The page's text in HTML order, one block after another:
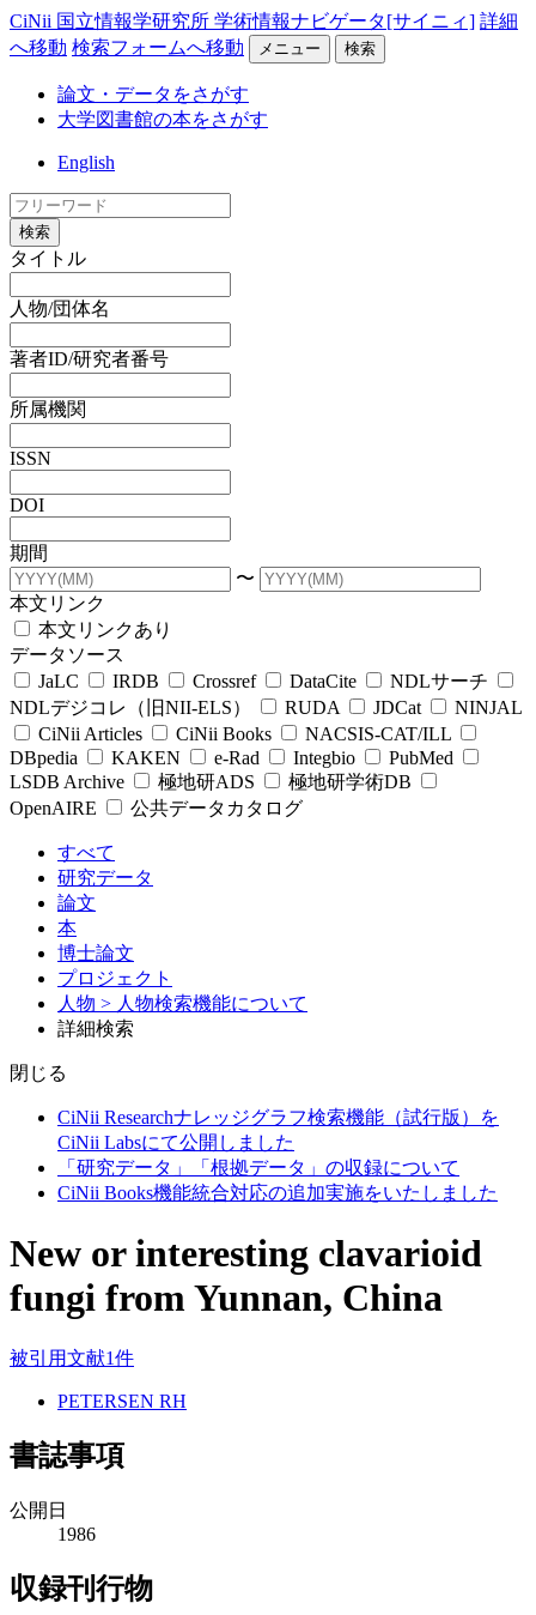
CiNii 国立情報学研究所 学術情報ナビゲータ[サイニィ] 詳細
へ移動 検索フォームへ移動 メニュー 検索
論文・データをさがす
大学図書館の本をさがす
English
検索
タイトル
人物/団体名
著者ID/研究者番号
所属機関
ISSN
DOI
期間
〜
本文リンク
本文リンクあり
データソース
JaLC
IRDB Crossref DataCite
NDLサーチ
NDLデジコレ（旧NII-ELS）
RUDA JDCat
NINJAL
CiNii Articles
CiNii Books
NACSIS-CAT/ILL
DBpedia
KAKEN e-Rad Integbio
PubMed
LSDB Archive
極地研ADS
極地研学術DB
OpenAIRE
公共データカタログ
すべて
研究データ
論文
本
博士論文
プロジェクト
人物 > 人物検索機能について
詳細検索
閉じる
CiNii Researchナレッジグラフ検索機能（試行版）を
CiNii Labsにて公開しました
「研究データ」「根拠データ」の収録について
CiNii Books機能統合対応の追加実施をいたしました
New or interesting clavarioid
fungi from Yunnan, China
被引用文献1件
PETERSEN RH
書誌事項
公開日
1986
収録刊行物